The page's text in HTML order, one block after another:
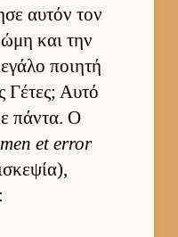
αυ­τόν τον
και την
ποι­ητή
Γέτες; Αυτό
πάντα. Ο
et error